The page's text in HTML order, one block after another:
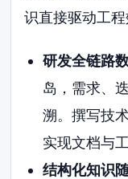
识直接驱动工
研发全链路
岛，需求、
溯。撰写技
实现文档与
结构化知识